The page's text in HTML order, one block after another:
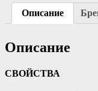
Описание
Описание
СВОЙСТВА